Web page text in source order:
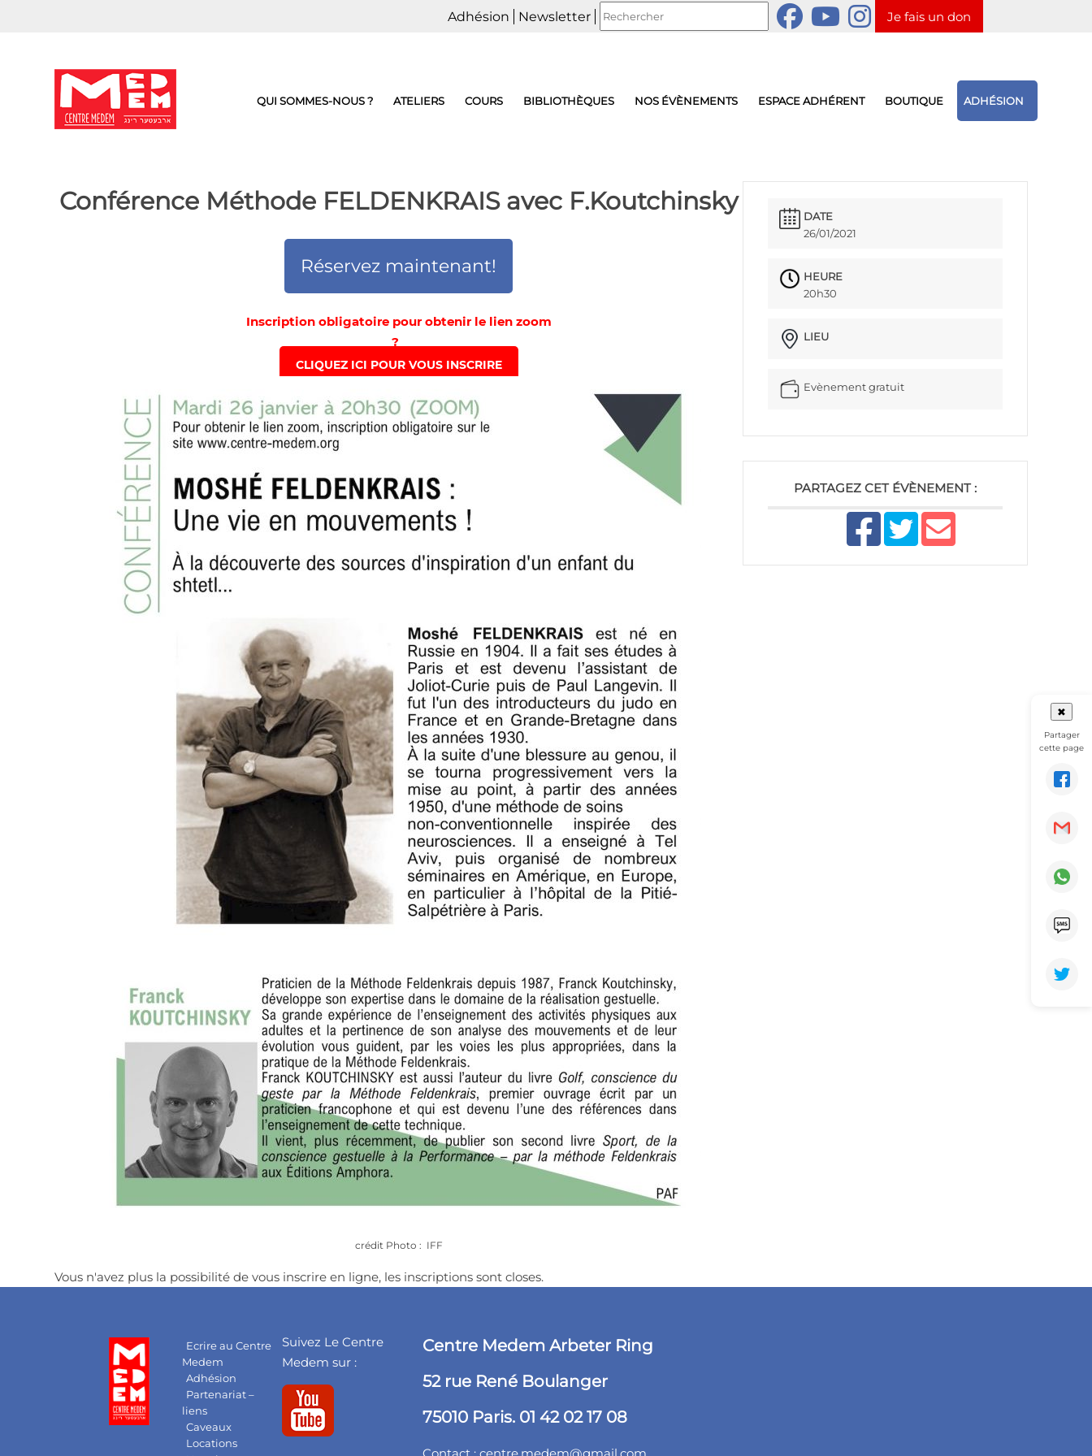
Adhésion Newsletter Je fais un don
QUI SOMMES-NOUS ? ATELIERS COURS BIBLIOTHÈQUES NOS ÉVÈNEMENTS ESPACE ADHÉRENT BOUTIQUE ADHÉSION
Conférence Méthode FELDENKRAIS avec F.Koutchinsky
Réservez maintenant!
Inscription obligatoire pour obtenir le lien zoom
?
CLIQUEZ ICI POUR VOUS INSCRIRE
crédit Photo : IFF
DATE
26/01/2021
HEURE
20h30
LIEU
Evènement gratuit
PARTAGEZ CET ÉVÈNEMENT :
Vous n'avez plus la possibilité de vous inscrire en ligne, les inscriptions sont closes.
Ecrire au Centre
Medem
Adhésion
Partenariat –
liens
Caveaux
Locations
Suivez Le Centre
Medem sur :
Centre Medem Arbeter Ring
52 rue René Boulanger
75010 Paris. 01 42 02 17 08
Contact :centre.medem@gmail.com
✖
Partager
cette page